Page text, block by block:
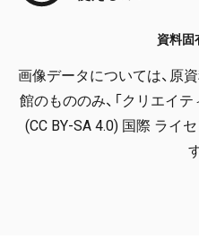
資料固
画像データについては、原
館のもののみ、「クリエイ
(CC BY-SA 4.0) 国際 ライ